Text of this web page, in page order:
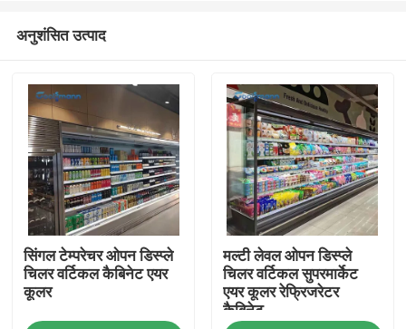
अनुशंसित उत्पाद
सिंगल टेम्परेचर ओपन डिस्प्ले
चिलर वर्टिकल कैबिनेट एयर
कूलर
मल्टी लेवल ओपन डिस्प्ले
चिलर वर्टिकल सुपरमार्केट
एयर कूलर रेफ्रिजरेटर
कैबिनेट